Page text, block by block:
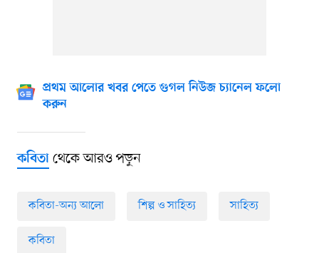
প্রথম আলোর খবর পেতে গুগল নিউজ চ্যানেল ফলো
করুন
কবিতাথেকে আরও পড়ুন
কবিতা-অন্য আলো শিল্প ও সাহিত্য সাহিত্য
কবিতা